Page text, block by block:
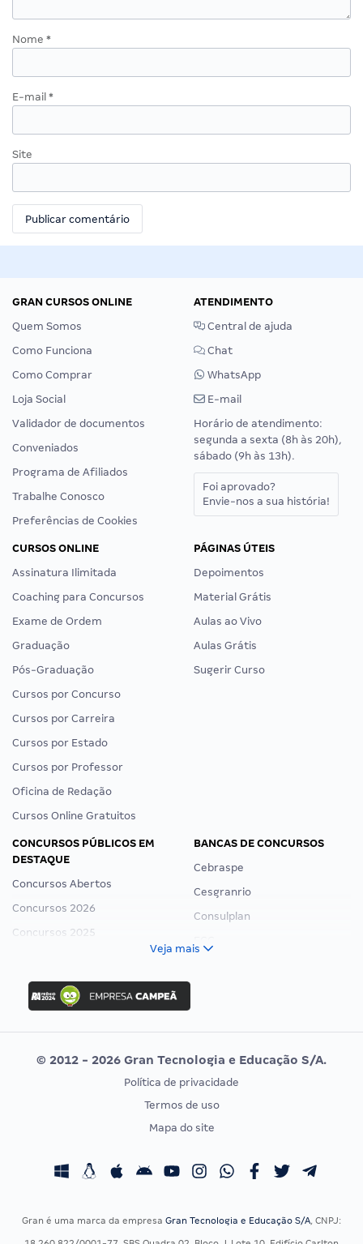
Nome *
E-mail *
Site
GRAN CURSOS ONLINE
Quem Somos
Como Funciona
Como Comprar
Loja Social
Validador de documentos
Conveniados
Programa de Afiliados
Trabalhe Conosco
Preferências de Cookies
ATENDIMENTO
Central de ajuda
Chat
WhatsApp
E-mail
Horário de atendimento:
segunda a sexta (8h às 20h),
sábado (9h às 13h).
Foi aprovado?
Envie-nos a sua história!
CURSOS ONLINE
Assinatura Ilimitada
Coaching para Concursos
Exame de Ordem
Graduação
Pós-Graduação
Cursos por Concurso
Cursos por Carreira
Cursos por Estado
Cursos por Professor
Oficina de Redação
Cursos Online Gratuitos
PÁGINAS ÚTEIS
Depoimentos
Material Grátis
Aulas ao Vivo
Aulas Grátis
Sugerir Curso
CONCURSOS PÚBLICOS EM
DESTAQUE
Concursos Abertos
Concursos 2026
Concursos 2025
Concurso Ibama
Concurso MPU
Editais publicados
BANCAS DE CONCURSOS
Cebraspe
Cesgranrio
Consulplan
Vunesp
CONCURSOS POR PROFISSÃO
Concursos Fiscais
EXAME DE ORDEM
Calendário OAB
Veja mais
© 2012 - 2026 Gran Tecnologia e Educação S/A.
Política de privacidade
Termos de uso
Mapa do site
Gran é uma marca da empresa Gran Tecnologia e Educação S/A, CNPJ: